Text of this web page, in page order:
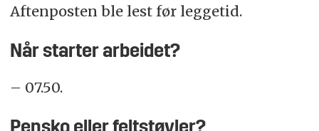
Aftenposten ble lest før leggetid.
Når starter arbeidet?
– 07.50.